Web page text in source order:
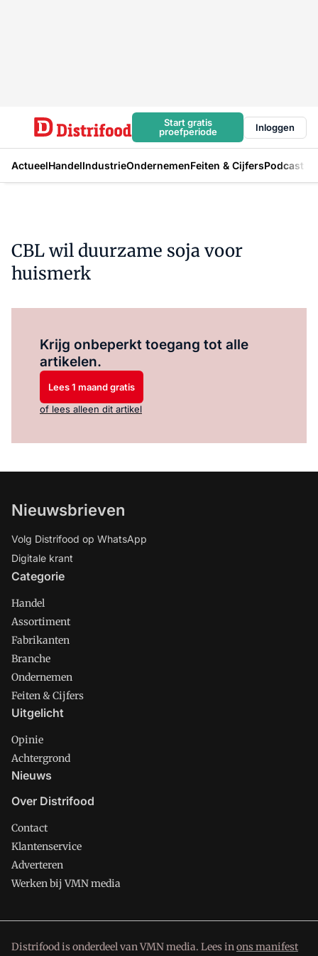
Start gratis
proefperiode
Inloggen
ActueelHandelIndustrieOndernemenFeiten & CijfersPodcast
CBL wil duurzame soja voor
huismerk
Krijg onbeperkt toegang tot alle
artikelen.
Lees 1 maand gratis
of lees alleen dit artikel
Nieuwsbrieven
Volg Distrifood op WhatsApp
Digitale krant
Categorie
Handel
Assortiment
Fabrikanten
Branche
Ondernemen
Feiten & Cijfers
Uitgelicht
Opinie
Achtergrond
Nieuws
Over Distrifood
Contact
Klantenservice
Adverteren
Werken bij VMN media
Distrifood is onderdeel van VMN media. Lees inons manifest